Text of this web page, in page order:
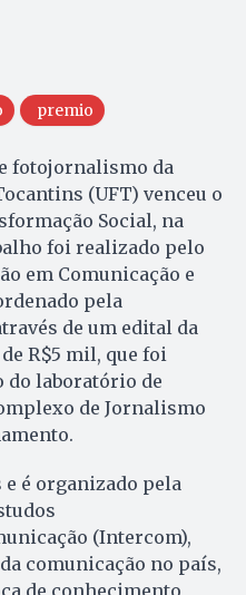
premio
fotojornalismo da
(UFT) venceu o
Social, na
foi realizado pelo
em Comunicação e
pela
de um edital da
R$5 mil, que foi
do laboratório de
de Jornalismo
é organizado pela
(Intercom),
comunicação no país,
de conhecimento